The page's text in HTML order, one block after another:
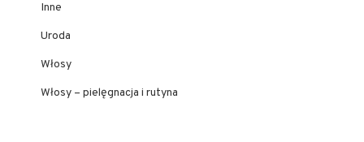
Inne
Uroda
Włosy
Włosy – pielęgnacja i rutyna